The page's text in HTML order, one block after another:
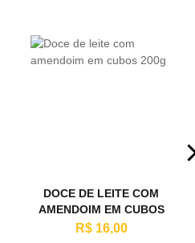
DOCE DE LEITE COM
AMENDOIM EM CUBOS
200G
R$ 16,00